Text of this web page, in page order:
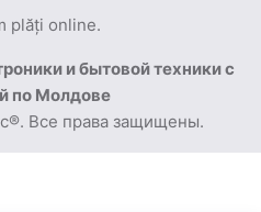
plăți online.
и бытовой техники с
по Молдове
Все права защищены.